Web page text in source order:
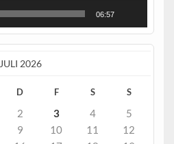
06:57
JULI 2026
D F S S
2 3 4
5
9 10 11
12